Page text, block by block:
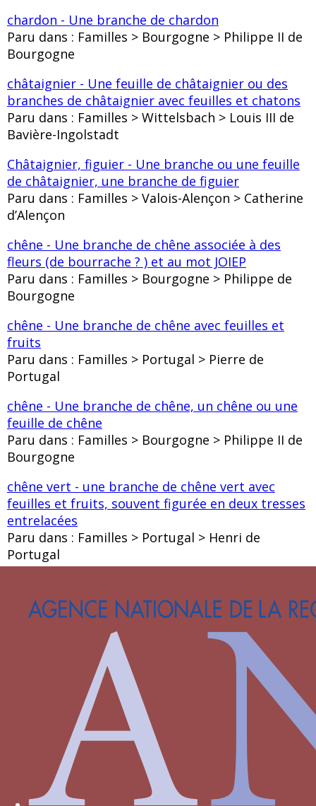
chardon - Une branche de chardon
Paru dans : Familles > Bourgogne > Philippe II de
Bourgogne
châtaignier - Une feuille de châtaignier ou des
branches de châtaignier avec feuilles et chatons
Paru dans : Familles > Wittelsbach > Louis III de
Bavière-Ingolstadt
Châtaignier, figuier - Une branche ou une feuille
de châtaignier, une branche de figuier
Paru dans : Familles > Valois-Alençon > Catherine
d’Alençon
chêne - Une branche de chêne associée à des
fleurs (de bourrache ? ) et au mot JOIEP
Paru dans : Familles > Bourgogne > Philippe de
Bourgogne
chêne - Une branche de chêne avec feuilles et
fruits
Paru dans : Familles > Portugal > Pierre de
Portugal
chêne - Une branche de chêne, un chêne ou une
feuille de chêne
Paru dans : Familles > Bourgogne > Philippe II de
Bourgogne
chêne vert - une branche de chêne vert avec
feuilles et fruits, souvent figurée en deux tresses
entrelacées
Paru dans : Familles > Portugal > Henri de
Portugal
“martelez”
Paru dans : Familles > Bourbon > Jean Ier de
Chien camus - Un chien blanc trappu dit “camus”
Paru dans : Familles > Bourbon > Louis II de
Chien camus - Un chien blanc trappu dit “camus”
ou “martelez”
Paru dans : Familles > Bourbon > Jean II de
Bourbon